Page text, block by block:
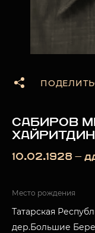
САБИРОВ
10.02.1928 —
Место рождения
Татарская
дер.Большие